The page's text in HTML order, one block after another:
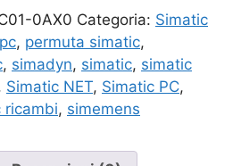
0AX0 Categoria: Simatic
, permuta simatic,
, simadyn, simatic, simatic
Simatic NET, Simatic PC,
ricambi, simemens